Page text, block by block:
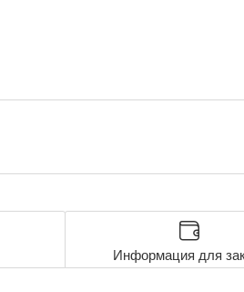
Информация для